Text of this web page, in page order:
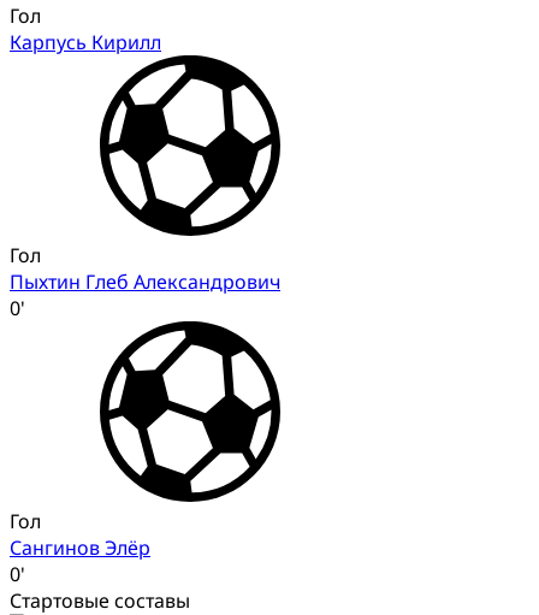
Гол
Карпусь Кирилл
Гол
Пыхтин Глеб Александрович
0'
Гол
Сангинов Элёр
0'
Стартовые составы